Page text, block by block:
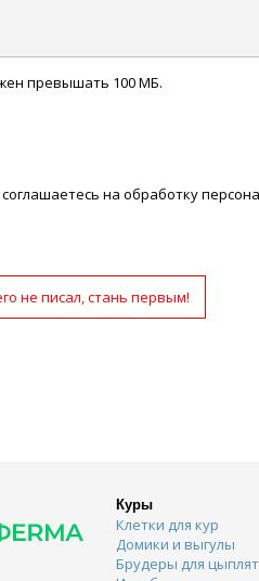
превышать 100 МБ.
на обработку
не писал, стань первым!
Куры
Клетки для кур
Домики и выгулы
Брудеры для цыплят